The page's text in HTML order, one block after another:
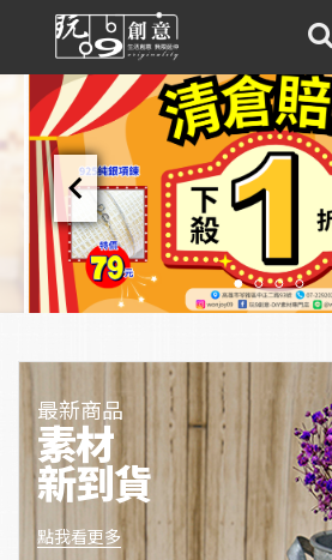
chevron_left
最新商品
素材
新到貨
點我看更多